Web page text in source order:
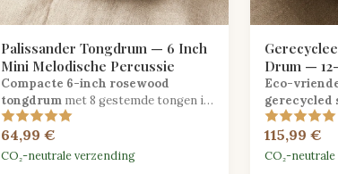
Palissander Tongdrum — 6 Inch
Mini Melodische Percussie
Compacte 6-inch rosewood
tongdrum met 8 gestemde tongen in
D mineur — een meditatief melodisch
instrument ideaal voor beginners.
64,99 €
CO₂-neutrale verzending
Drum —
Eco-
gerecycled
tongdrum in
diep
meditatie en
115,99 €
CO₂-